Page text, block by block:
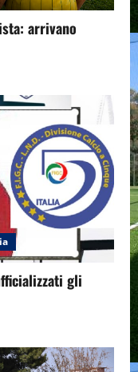
arrivano
gli